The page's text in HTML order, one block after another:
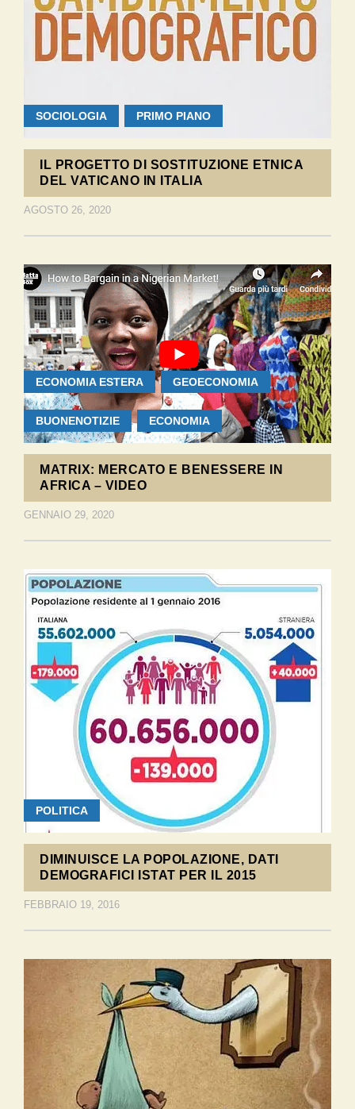
SOCIOLOGIA PRIMO PIANO
IL PROGETTO DI SOSTITUZIONE ETNICA
DEL VATICANO IN ITALIA
AGOSTO 26, 2020
ECONOMIA ESTERA GEOECONOMIA
BUONENOTIZIE ECONOMIA
MATRIX: MERCATO E BENESSERE IN
AFRICA – VIDEO
GENNAIO 29, 2020
POLITICA
DIMINUISCE LA POPOLAZIONE, DATI
DEMOGRAFICI ISTAT PER IL 2015
FEBBRAIO 19, 2016